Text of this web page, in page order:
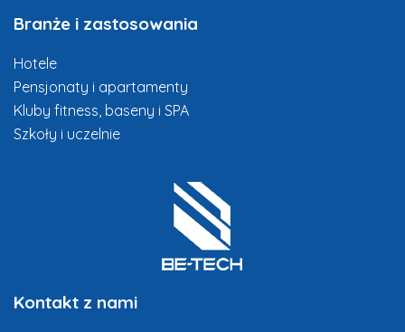
Branże i zastosowania
Hotele
Pensjonaty i apartamenty
Kluby fitness, baseny i SPA
Szkoły i uczelnie
Kontakt z nami